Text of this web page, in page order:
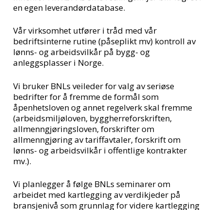
en egen leverandørdatabase.
Vår virksomhet utfører i tråd med vår
bedriftsinterne rutine (påseplikt mv) kontroll av
lønns- og arbeidsvilkår på bygg- og
anleggsplasser i Norge.
Vi bruker BNLs veileder for valg av seriøse
bedrifter for å fremme de formål som
åpenhetsloven og annet regelverk skal fremme
(arbeidsmiljøloven, byggherreforskriften,
allmenngjøringsloven, forskrifter om
allmenngjøring av tariffavtaler, forskrift om
lønns- og arbeidsvilkår i offentlige kontrakter
mv.).
Vi planlegger å følge BNLs seminarer om
arbeidet med kartlegging av verdikjeder på
bransjenivå som grunnlag for videre kartlegging